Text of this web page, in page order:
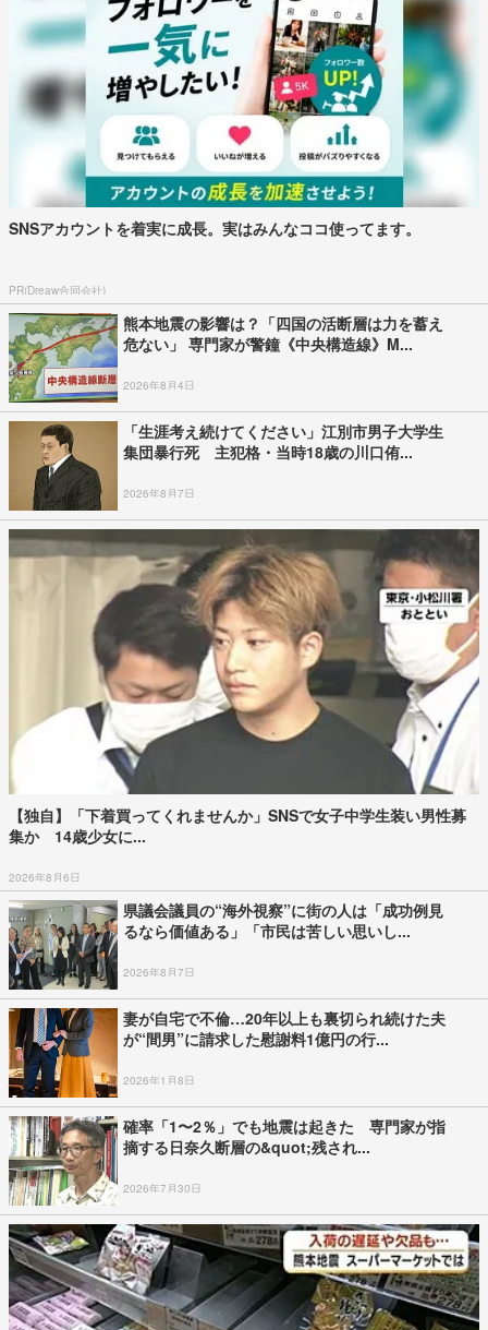
SNSアカウントを着実に成長。実はみんなココ使ってます。
PR(Dreaw合同会社)
熊本地震の影響は？「四国の活断層は力を蓄え
危ない」 専門家が警鐘《中央構造線》M...
2026年8月4日
「生涯考え続けてください」江別市男子大学生
集団暴行死 主犯格・当時18歳の川口侑...
2026年8月7日
【独自】「下着買ってくれませんか」SNSで女子中学生装い男性募
集か 14歳少女に...
2026年8月6日
県議会議員の“海外視察”に街の人は「成功例見
るなら価値ある」「市民は苦しい思いし...
2026年8月7日
妻が自宅で不倫…20年以上も裏切られ続けた夫
が“間男”に請求した慰謝料1億円の行...
2026年1月8日
確率「1〜2％」でも地震は起きた 専門家が指
摘する日奈久断層の&quot;残され...
2026年7月30日